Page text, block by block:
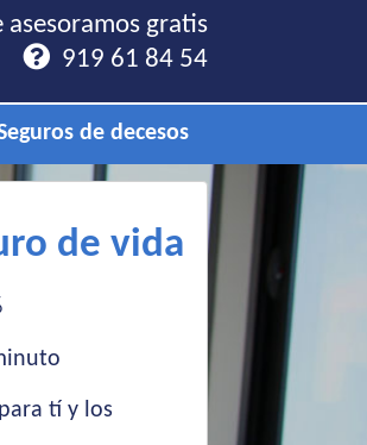
asesoramos gratis
919 61 84 54
asesoramos gratis
919 61 84 54
de decesos
de vida
tí y los